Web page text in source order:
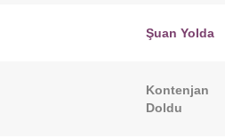
Şuan Yolda
Kontenjan
Doldu